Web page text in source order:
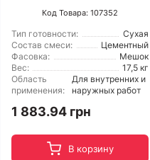
Код Товара: 107352
Тип готовности:
Сухая
Состав смеси:
Цементный
Фасовка:
Мешок
Вес:
17,5 кг
Область
применения:
Для внутренних и
наружных работ
1 883.94 грн
В корзину